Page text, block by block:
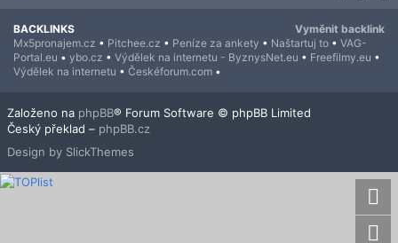
BACKLINKS
Vyměnit backlink
Mx5pronajem.cz • Pitchee.cz • Peníze za ankety • Naštartuj to • VAG-
Portal.eu • ybo.cz • Výdělek na internetu - ByznysNet.eu • Freefilmy.eu •
Výdělek na internetu • Českéforum.com •
Založeno na phpBB® Forum Software © phpBB Limited
Český překlad – phpBB.cz
Design by SlickThemes